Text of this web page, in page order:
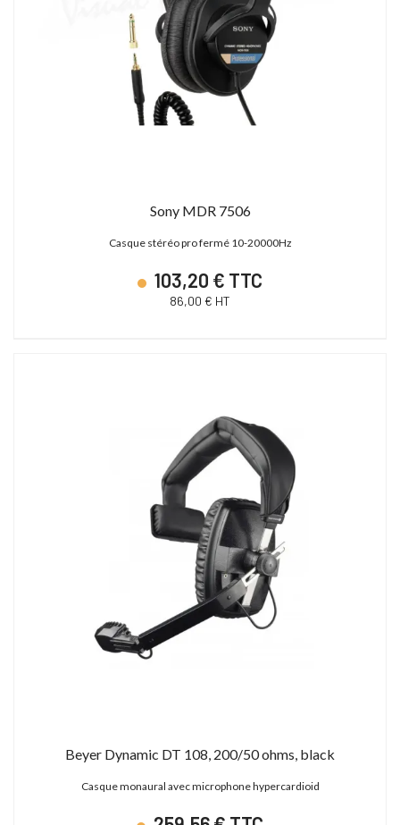
Sony MDR 7506
Casque stéréo pro fermé 10-20000Hz
103,20 € TTC
86,00 € HT
Beyer Dynamic DT 108, 200/50 ohms, black
Casque monaural avec microphone hypercardioid